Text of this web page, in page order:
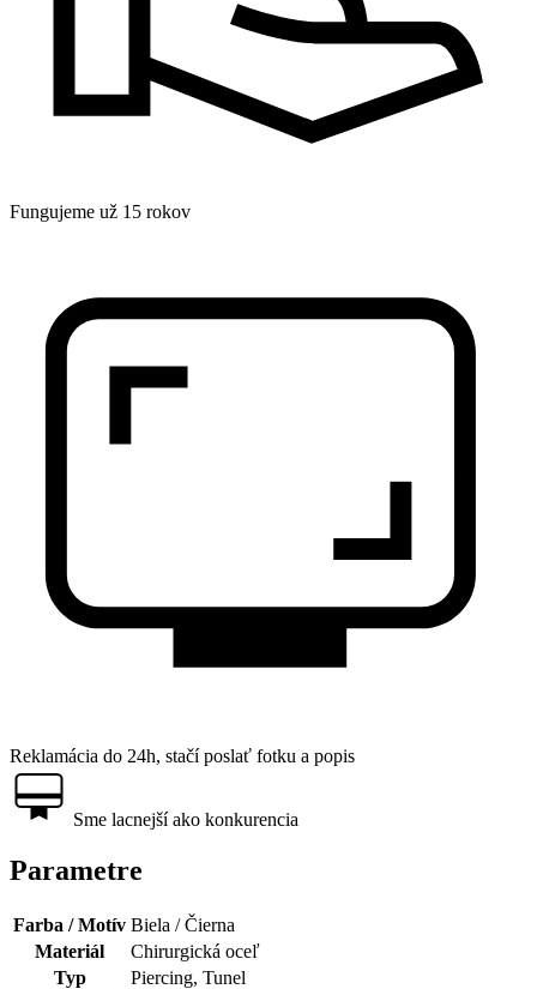
Fungujeme už 15 rokov
Reklamácia do 24h, stačí poslať fotku a popis
Sme lacnejší ako konkurencia
Parametre
Farba / Motív Biela / Čierna
Materiál
Chirurgická oceľ
Typ
Piercing, Tunel